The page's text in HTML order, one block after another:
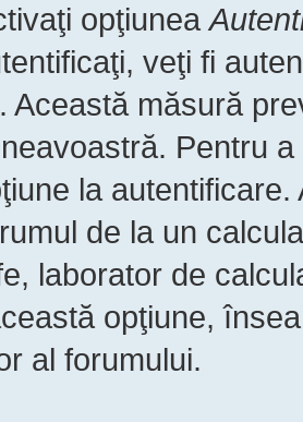
opţiunea
veţi fi
Această măsură
Pentru
la
de la un
laborator de
opţiune,
al forumului.